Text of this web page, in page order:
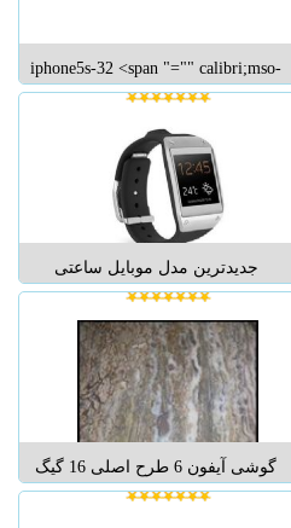
iphone5s-32 <span "="" calibri;mso-
ascii-theme-font:minor-latin;mso-
hansi-theme-font:minor-latin;mso-
bidi-font-family:arial;mso-bid...
جدیدترین مدل موبایل ساعتی
محصولی جدید و تک را از ما بخواهید
فروش ویژه این محصول آغاز شد
قابل تشخیص ترین گوشی موبایل دنیا
سازگار باتمامی ...
گوشی آیفون 6 طرح اصلی 16 گیگ
-آیفون 6 فول کپی اندروید تلفن